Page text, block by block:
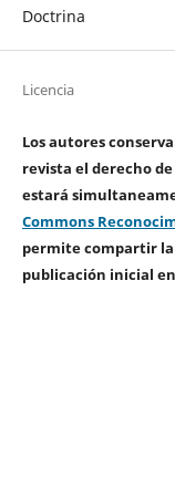
Doctrina
Licencia
Los autores
revista el derecho
estará
Commons
permite compartir la
publicación inicial